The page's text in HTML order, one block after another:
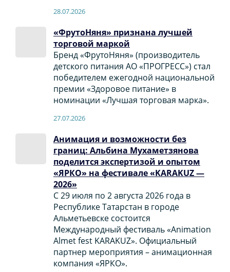
28.07.2026
«ФрутоНяня» признана лучшей
торговой маркой
Бренд «ФрутоНяня» (производитель
детского питания АО «ПРОГРЕСС») стал
победителем ежегодной национальной
премии «Здоровое питание» в
номинации «Лучшая торговая марка».
27.07.2026
Анимация и возможности без
границ: Альбина Мухаметзянова
поделится экспертизой и опытом
«ЯРКО» на фестивале «KARAKUZ —
2026»
С 29 июля по 2 августа 2026 года в
Республике Татарстан в городе
Альметьевске состоится
Международный фестиваль «Animation
Almet fest KARAKUZ». Официальный
партнер мероприятия – анимационная
компания «ЯРКО».